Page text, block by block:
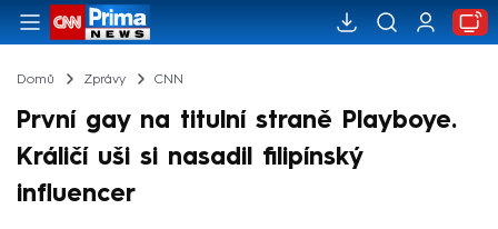
Domů Zprávy CNN
První gay na titulní straně Playboye.
Králičí uši si nasadil filipínský
influencer